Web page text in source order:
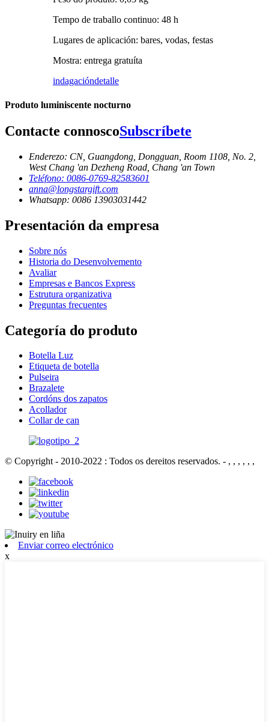
Tempo de traballo continuo: 48 h
Lugares de aplicación: bares, vodas, festas
Mostra: entrega gratuíta
indagacióndetalle
Produto luminiscente nocturno
Contacte connoscoSubscríbete
Enderezo: CN, Guangdong, Dongguan, Room 1108, No. 2,
West Chang 'an Dezheng Road, Chang 'an Town
Teléfono: 0086-0769-82583601
anna@longstargift.com
Whatsapp: 0086 13903031442
Presentación da empresa
Sobre nós
Historia do Desenvolvemento
Avaliar
Empresas e Bancos Express
Estrutura organizativa
Preguntas frecuentes
Categoría do produto
Botella Luz
Etiqueta de botella
Pulseira
Brazalete
Cordóns dos zapatos
Acollador
Collar de can
© Copyright - 2010-2022 : Todos os dereitos reservados. - , , , , , ,
Enviar correo electrónico
x